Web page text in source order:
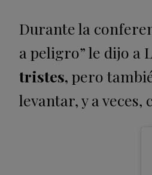
Durante la
a peligro” le dijo a
tristes, pero
levantar, y a veces,